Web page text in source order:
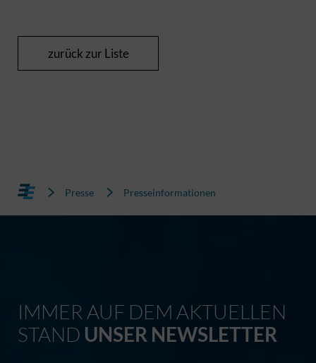
zurück zur Liste
Presse Presseinformationen
IMMER AUF DEM AKTUELLEN
STAND UNSER NEWSLETTER